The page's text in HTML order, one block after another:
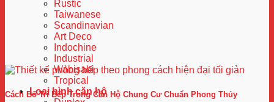
Rustic
Taiwanese
Scandinavian
Art Deco
Indochine
Industrial
Wabisabi
Tropical
Loại hình căn hộ
Cách Bố Trí Bếp Trong Căn Hộ Chung Cư Chuẩn Phong Thủy